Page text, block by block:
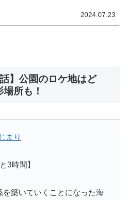
2024.07.23
】公園のロケ地はど
所も！
まり
3時間】
を築いていくことになった海